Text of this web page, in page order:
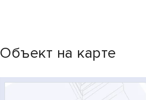
Объект на карте